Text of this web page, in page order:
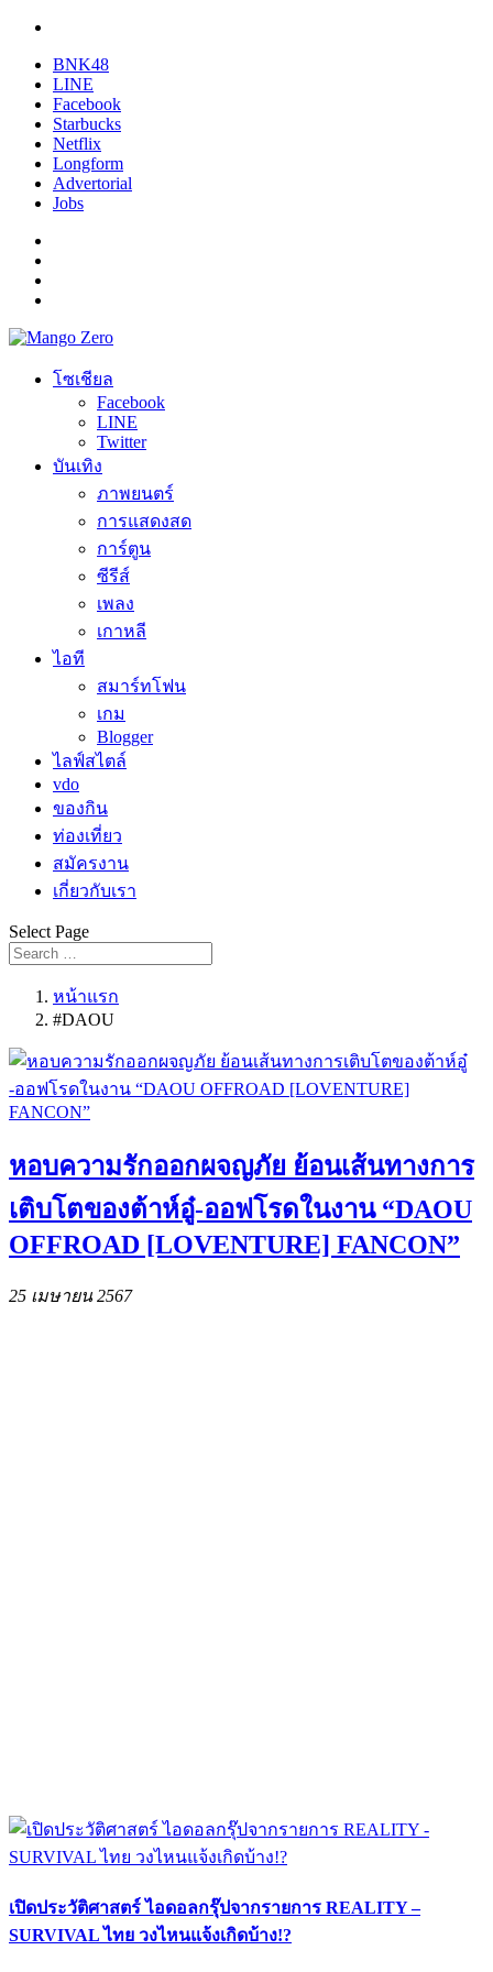
BNK48
LINE
Facebook
Starbucks
Netflix
Longform
Advertorial
Jobs
โซเชียล
Facebook
LINE
Twitter
บันเทิง
ภาพยนตร์
การแสดงสด
การ์ตูน
ซีรีส์
เพลง
เกาหลี
ไอที
สมาร์ทโฟน
เกม
Blogger
ไลฟ์สไตล์
vdo
ของกิน
ท่องเที่ยว
สมัครงาน
เกี่ยวกับเรา
Select Page
หน้าแรก
#DAOU
หอบความรักออกผจญภัย ย้อนเส้นทางการ
เติบโตของต้าห์อู๋​-ออฟโรดในงาน “DAOU
OFFROAD [LOVENTURE] FANCON”
25 เมษายน 2567
เปิดประวัติศาสตร์ ไอดอลกรุ๊ปจากรายการ REALITY –
SURVIVAL ไทย วงไหนแจ้งเกิดบ้าง!?